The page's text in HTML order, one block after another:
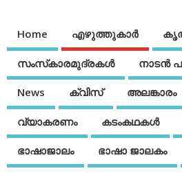
Home എഴുത്തുകാര്‍
സംസ്‌കാരമുദ്രകള്‍ നാടന്‍
News ക്വിസ് അലങ്കാരം
വ്യാകരണം കടംകഥകള്‍
ഭാഷാജാലം ഭാഷാ ജാലകം